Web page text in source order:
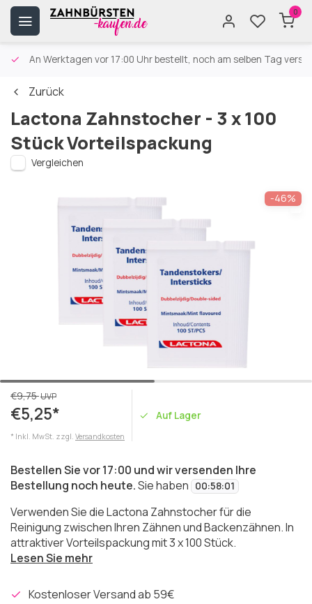
0
An Werktagen vor 17:00 Uhr bestellt, noch am selben Tag
Zurück
Lactona Zahnstocher - 3 x 100
Stück Vorteilspackung
Vergleichen
-46%
€9,75UVP
€5,25*
* Inkl. MwSt. zzgl. Versandkosten
Auf Lager
Bestellen Sie vor 17:00 und wir versenden Ihre
Bestellung noch heute.Sie haben 00:58:01
Verwenden Sie die Lactona Zahnstocher für die
Reinigung zwischen Ihren Zähnen und Backenzähnen. In
attraktiver Vorteilspackung mit 3 x 100 Stück.
Lesen Sie mehr
Kostenloser Versand ab 59€